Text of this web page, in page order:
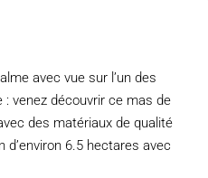
avec vue sur l’un des
: venez découvrir ce mas de
des matériaux de qualité
6.5 hectares avec